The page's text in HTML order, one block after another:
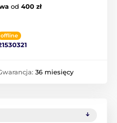
od 400 zł
offline
36 miesięcy